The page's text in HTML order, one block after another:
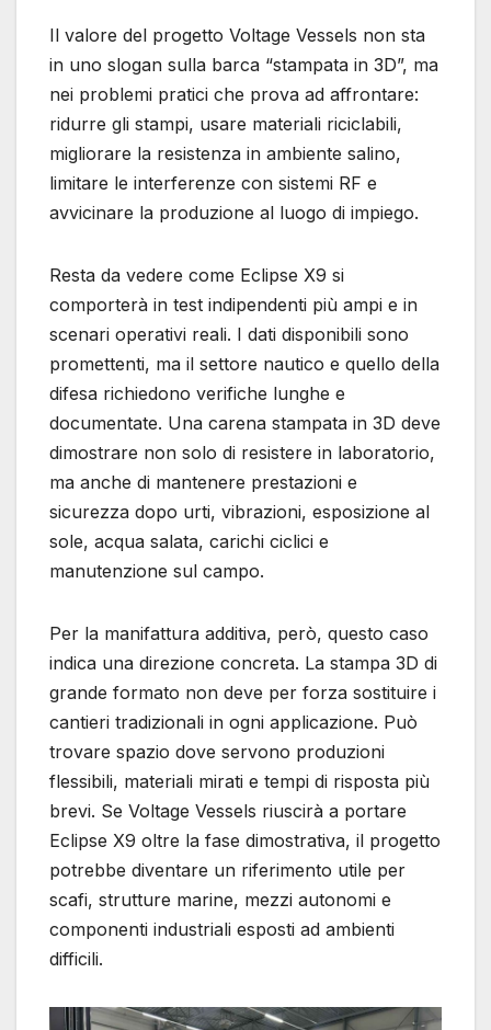
Il valore del progetto Voltage Vessels non sta
in uno slogan sulla barca “stampata in 3D”, ma
nei problemi pratici che prova ad affrontare:
ridurre gli stampi, usare materiali riciclabili,
migliorare la resistenza in ambiente salino,
limitare le interferenze con sistemi RF e
avvicinare la produzione al luogo di impiego.
Resta da vedere come Eclipse X9 si
comporterà in test indipendenti più ampi e in
scenari operativi reali. I dati disponibili sono
promettenti, ma il settore nautico e quello della
difesa richiedono verifiche lunghe e
documentate. Una carena stampata in 3D deve
dimostrare non solo di resistere in laboratorio,
ma anche di mantenere prestazioni e
sicurezza dopo urti, vibrazioni, esposizione al
sole, acqua salata, carichi ciclici e
manutenzione sul campo.
Per la manifattura additiva, però, questo caso
indica una direzione concreta. La stampa 3D di
grande formato non deve per forza sostituire i
cantieri tradizionali in ogni applicazione. Può
trovare spazio dove servono produzioni
flessibili, materiali mirati e tempi di risposta più
brevi. Se Voltage Vessels riuscirà a portare
Eclipse X9 oltre la fase dimostrativa, il progetto
potrebbe diventare un riferimento utile per
scafi, strutture marine, mezzi autonomi e
componenti industriali esposti ad ambienti
difficili.